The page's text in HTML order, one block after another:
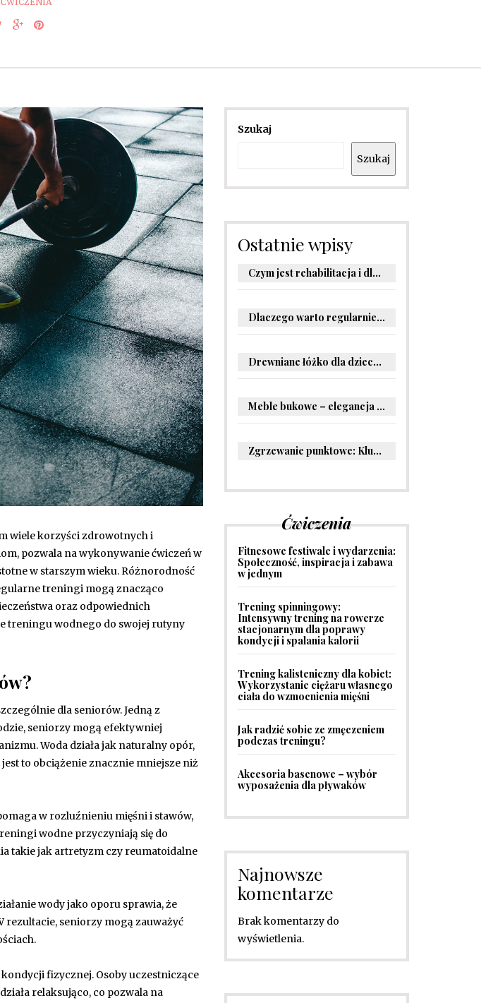
wiele korzyści zdrowotnych i
pozwala na wykonywanie ćwiczeń w
w starszym wieku. Różnorodność
treningi mogą znacząco
oraz odpowiednich
treningu wodnego do swojej rutyny
dla seniorów. Jedną z
seniorzy mogą efektywniej
Woda działa jak naturalny opór,
to obciążenie znacznie mniejsze niż
w rozluźnieniu mięśni i stawów,
wodne przyczyniają się do
takie jak artretyzm czy reumatoidalne
wody jako oporu sprawia, że
rezultacie, seniorzy mogą zauważyć
kondycji fizycznej. Osoby uczestniczące
relaksująco, co pozwala na
Szukaj
Szukaj
Ostatnie wpisy
Czym jest rehabilitacja i dlaczego jest kluczowa dla powrotu do zdrowia?
Dlaczego warto regularnie odwiedzać stomatologa?
Drewniane łóżko dla dziecka – oryginalne pomysły na aranżację pokoju malucha
Meble bukowe – elegancja i trwałość w Twoim wnętrzu
Zgrzewanie punktowe: Kluczowe informacje i zastosowania w przemyśle
Ćwiczenia
Fitnesowe festiwale i wydarzenia:
Społeczność, inspiracja i zabawa
w jednym
Trening spinningowy:
Intensywny trening na rowerze
stacjonarnym dla poprawy
kondycji i spalania kalorii
Trening kalisteniczny dla kobiet:
Wykorzystanie ciężaru własnego
ciała do wzmocnienia mięśni
Jak radzić sobie ze zmęczeniem
podczas treningu?
Akcesoria basenowe – wybór
wyposażenia dla pływaków
Najnowsze
komentarze
Brak komentarzy do
wyświetlenia.